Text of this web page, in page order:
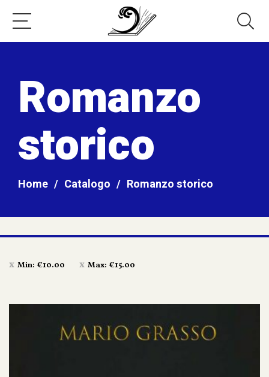
Romanzo
storico
Home / Catalogo / Romanzo storico
Min: €10.00 Max: €15.00